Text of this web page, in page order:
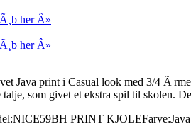
her Â»
her Â»
Java print i Casual look med 3/4
som givet et ekstra spil til skolen.
NICE59BH PRINT KJOLEFarve: